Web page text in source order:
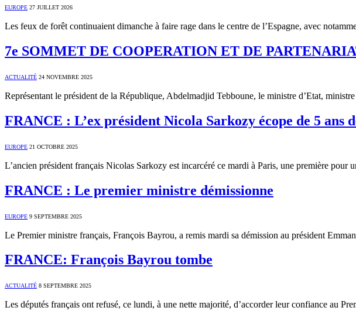
EUROPE 27 JUILLET 2026
Les feux de forêt continuaient dimanche à faire rage dans le centre de l’Espagne, avec
7e SOMMET DE COOPERATION ET DE
ACTUALITÉ 24 NOVEMBRE 2025
Représentant le président de la République, Abdelmadjid Tebboune, le ministre d’Etat,
FRANCE : L’ex président Nicola Sarkozy écope de 5 ans
EUROPE 21 OCTOBRE 2025
L’ancien président français Nicolas Sarkozy est incarcéré ce mardi à Paris, une première
FRANCE : Le premier ministre démissionne
EUROPE 9 SEPTEMBRE 2025
Le Premier ministre français, François Bayrou, a remis mardi sa démission au président
FRANCE: François Bayrou tombe
ACTUALITÉ 8 SEPTEMBRE 2025
Les députés français ont refusé, ce lundi, à une nette majorité, d’accorder leur confiance au